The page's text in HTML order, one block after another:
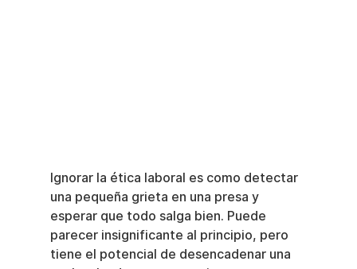
Ignorar la ética laboral es como detectar
una pequeña grieta en una presa y
esperar que todo salga bien. Puede
parecer insignificante al principio, pero
tiene el potencial de desencadenar una